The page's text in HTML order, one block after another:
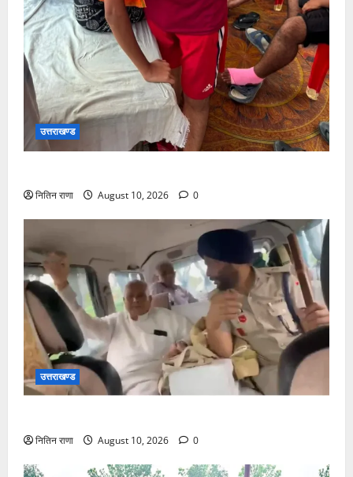
उत्तराखण्ड
नितिन राणा August 10, 2026 0
उत्तराखण्ड
नितिन राणा August 10, 2026 0